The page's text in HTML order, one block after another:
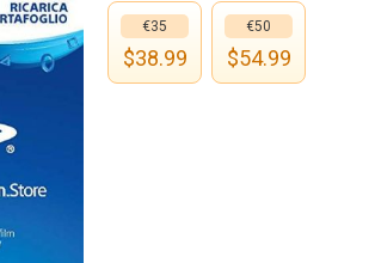
€35
$38.99
€50
$54.99